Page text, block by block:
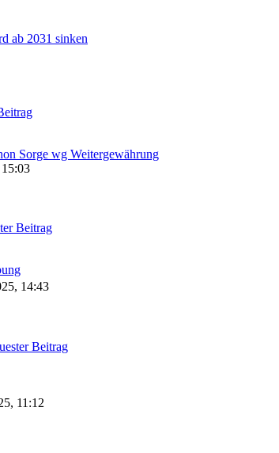
ab 2031 sinken
Sorge wg Weitergewährung
Beitrag
14:43
Beitrag
11:12